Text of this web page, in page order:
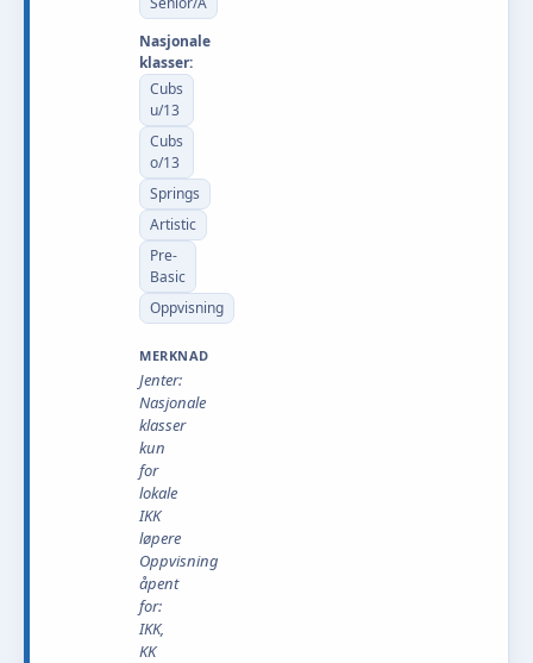
Nasjonale
klasser:
Cubs
u/13
Cubs
o/13
Springs
Artistic
Pre-
Basic
Oppvisning
MERKNAD
Jenter:
Nasjonale
klasser
kun
for
lokale
IKK
løpere
Oppvisning
åpent
for:
IKK,
KK